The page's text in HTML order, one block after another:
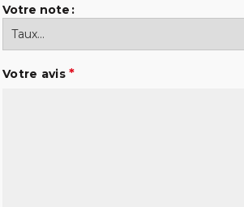
Votre note
Votre avis*